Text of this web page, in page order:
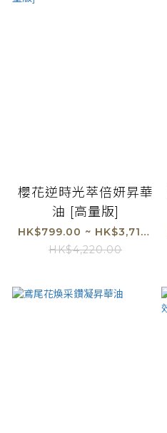
櫻花逆時光萃倍妍昇華
油 [高量版]
HK$799.00 ~ HK$3,718.00
HK$4,220.00